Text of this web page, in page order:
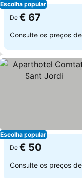
Escolha popular
De € 67
Consulte os preços de
Escolha popular
De € 50
Consulte os preços de